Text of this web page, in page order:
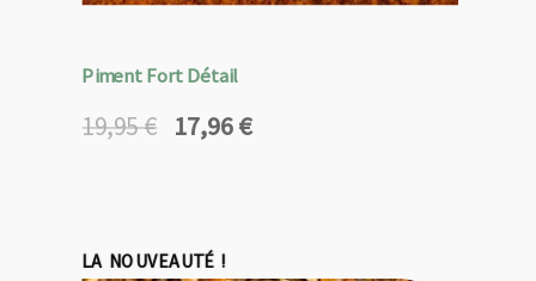
Piment Fort Détail
19,95€
Le
19,95 €.
17,96€
Le
17,96 €.
LA NOUVEAUTÉ !